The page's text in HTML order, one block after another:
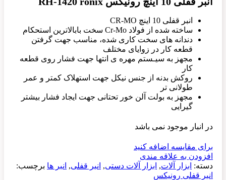
انبر قفلی 10 اینچ CR-MO
ساخته شده از فولاد Cr-Mo سخت بابالاترین استحکام
دندانه های سخت کاری شده، مناسب جهت گرفتن
قطعه کار در زوایای مختلف
مجهز به سیـستم مهره ی انتها جهت فشار روی قطعه
کار
روکش بدنه از جنس نیکل جهت استهلاک کمتر و عمر
طولانی تر
مجهز به بولت آلن خور تحتانی جهت ایجاد فشار بیشتر
گیرایی
در انبار موجود نمی باشد
برای مقایسه اضافه کنید
افزودن به علاقه مندی
دسته: ابزار آلات, ابزار آلات دستی, انبر قفلی, انبر ها برچسب:
انبر قفلی رونیکس